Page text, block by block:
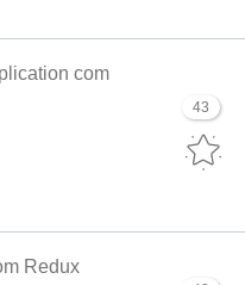
43
com
Redux